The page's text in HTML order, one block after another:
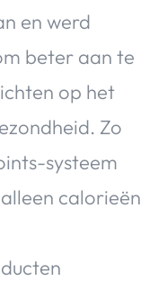
en werd
beter aan te
op het
Zo
systeem
calorieën